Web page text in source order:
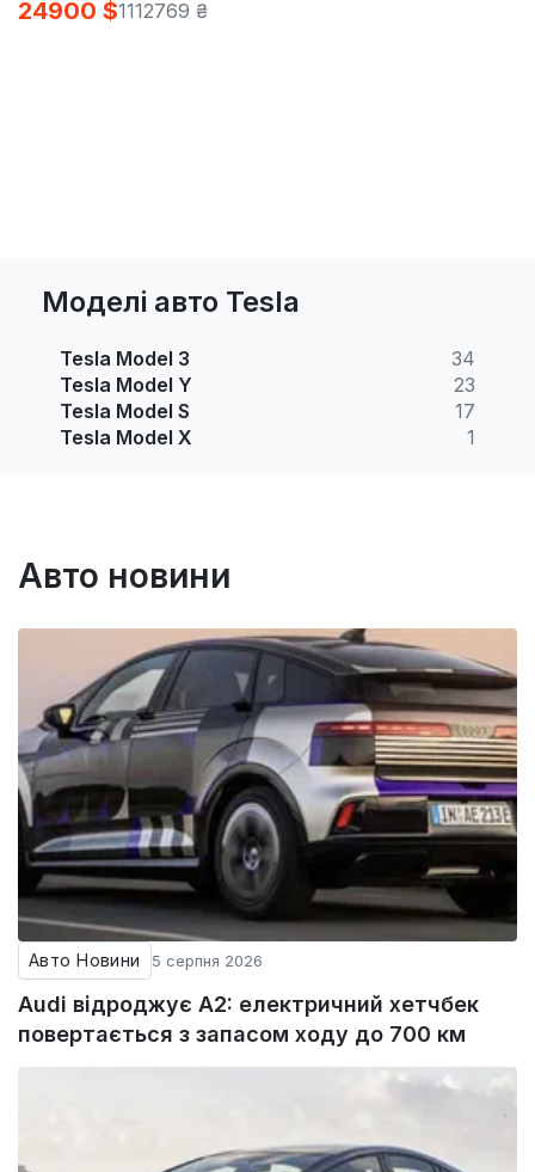
24900 $1112769 ₴
Моделі авто Tesla
Tesla Model 3
34
Tesla Model Y
23
Tesla Model S
17
Tesla Model X
1
Авто новини
Авто Новини 5 серпня 2026
Audi відроджує A2: електричний хетчбек
повертається з запасом ходу до 700 км